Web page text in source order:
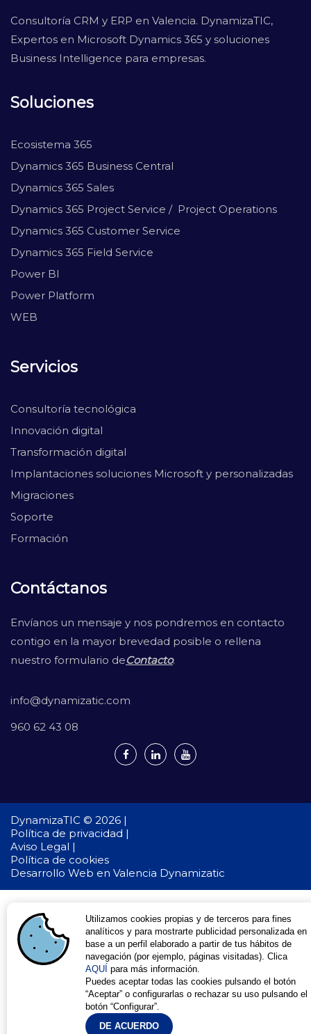
Consultoría CRM y ERP en Valencia. DynamizaTIC,
Expertos en Microsoft Dynamics 365 y soluciones
Business Intelligence para empresas.
Soluciones
Ecosistema 365
Dynamics 365 Business Central
Dynamics 365 Sales
Dynamics 365 Project Service / Project Operations
Dynamics 365 Customer Service
Dynamics 365 Field Service
Power BI
Power Platform
WEB
Servicios
Consultoría tecnológica
Innovación digital
Transformación digital
Implantaciones soluciones Microsoft y personalizadas
Migraciones
Soporte
Formación
Contáctanos
Envíanos un mensaje y nos pondremos en contacto
contigo en la mayor brevedad posible o rellena
nuestro formulario deContacto.
info@dynamizatic.com
960 62 43 08
DynamizaTIC © 2026 |
Política de privacidad |
Aviso Legal |
Política de cookies
Desarrollo Web en Valencia Dynamizatic
Utilizamos cookies propias y de terceros para fines
analíticos y para mostrarte publicidad personalizada en
base a un perfil elaborado a partir de tus hábitos de
navegación (por ejemplo, páginas visitadas). Clica
AQUÍ para más información.
Puedes aceptar todas las cookies pulsando el botón
“Aceptar” o configurarlas o rechazar su uso pulsando el
botón “Configurar”.
DE ACUERDO